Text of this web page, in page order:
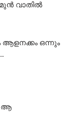
മുൻ വാതിൽ
ആളനക്കം ഒന്നും
ആ